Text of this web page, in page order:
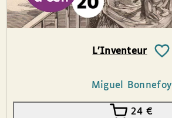
L’Inventeur
Miguel Bonnefoy
24€